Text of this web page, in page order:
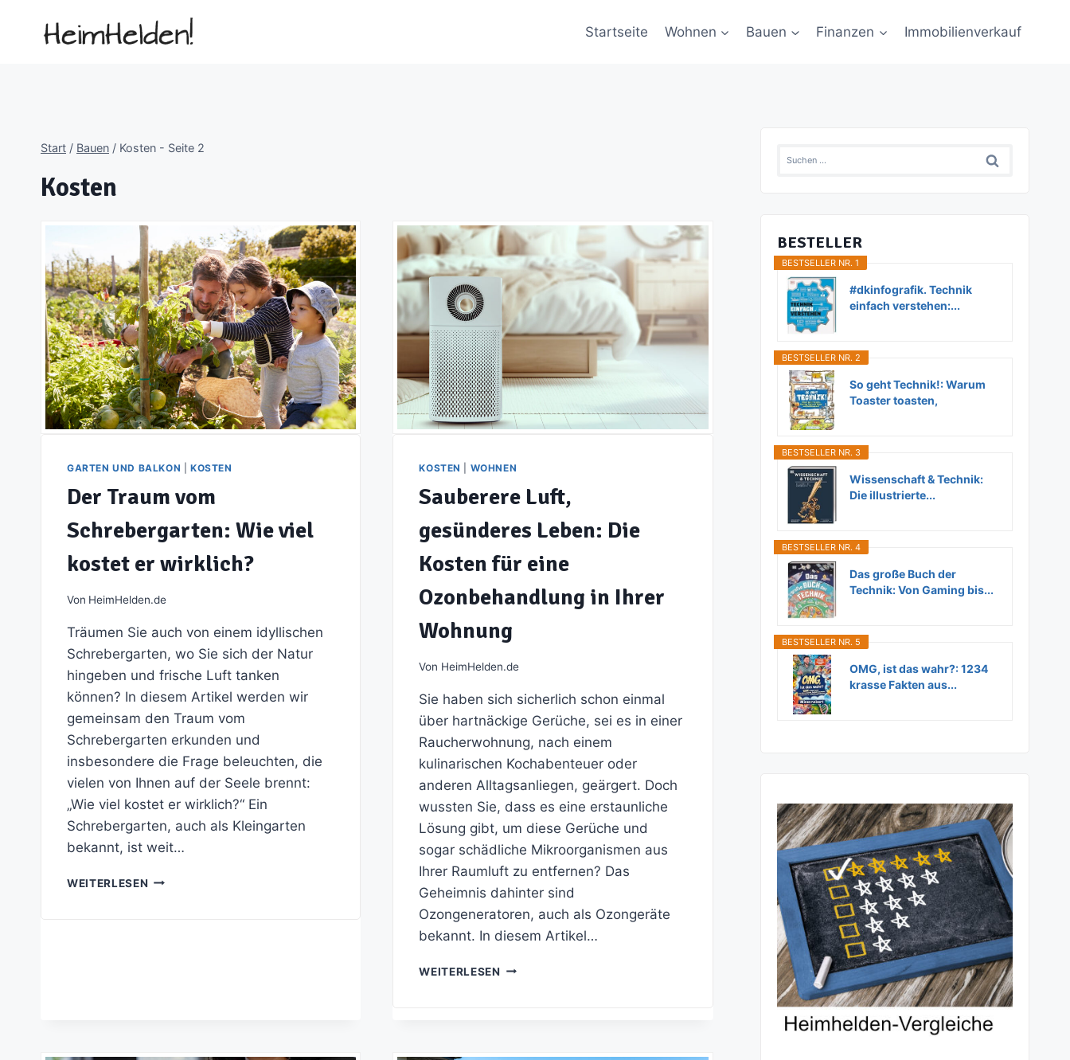
Startseite Wohnen Bauen Finanzen Immobilienverkauf
Start / Bauen / Kosten - Seite 2
Kosten
GARTEN UND BALKON KOSTEN
Der Traum vom
Schrebergarten: Wie viel
kostet er wirklich?
Von HeimHelden.de
Träumen Sie auch von einem idyllischen
Schrebergarten, wo Sie sich der Natur
hingeben und frische Luft tanken
können? In diesem Artikel werden wir
gemeinsam den Traum vom
Schrebergarten erkunden und
insbesondere die Frage beleuchten, die
vielen von Ihnen auf der Seele brennt:
„Wie viel kostet er wirklich?“ Ein
Schrebergarten, auch als Kleingarten
bekannt, ist weit…
WEITERLESEN DER
KOSTEN WOHNEN
Sauberere Luft,
gesünderes Leben: Die
Kosten für eine
Ozonbehandlung in Ihrer
Wohnung
Von HeimHelden.de
Sie haben sich sicherlich schon einmal
über hartnäckige Gerüche, sei es in einer
Raucherwohnung, nach einem
kulinarischen Kochabenteuer oder
anderen Alltagsanliegen, geärgert. Doch
wussten Sie, dass es eine erstaunliche
Lösung gibt, um diese Gerüche und
sogar schädliche Mikroorganismen aus
Ihrer Raumluft zu entfernen? Das
Geheimnis dahinter sind
Ozongeneratoren, auch als Ozongeräte
bekannt. In diesem Artikel…
WEITERLESEN SAUBERERE
Suchen
BESTELLER
BESTSELLER NR. 1
#dkinfografik. Technik
einfach verstehen:...
BESTSELLER NR. 2
So geht Technik!: Warum
Toaster toasten,
BESTSELLER NR. 3
Wissenschaft & Technik:
Die illustrierte...
BESTSELLER NR. 4
Das große Buch der
Technik: Von Gaming bis...
BESTSELLER NR. 5
OMG, ist das wahr?: 1234
krasse Fakten aus...